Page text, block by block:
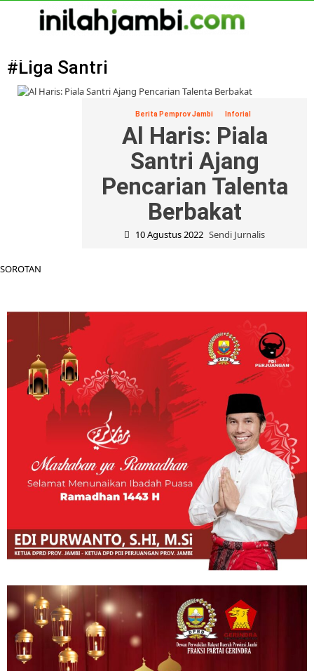
#Liga Santri
Berita Pemprov Jambi Inforial
Al Haris: Piala
Santri Ajang
Pencarian Talenta
Berbakat
10 Agustus 2022 Sendi Jurnalis
SOROTAN